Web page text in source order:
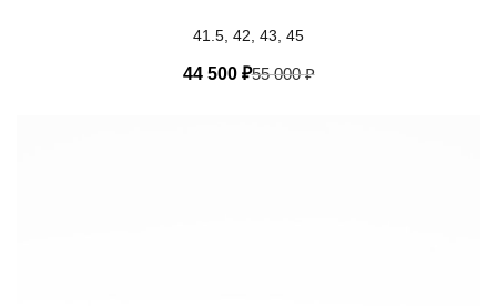
41.5, 42, 43, 45
44 500 ₽55 000₽